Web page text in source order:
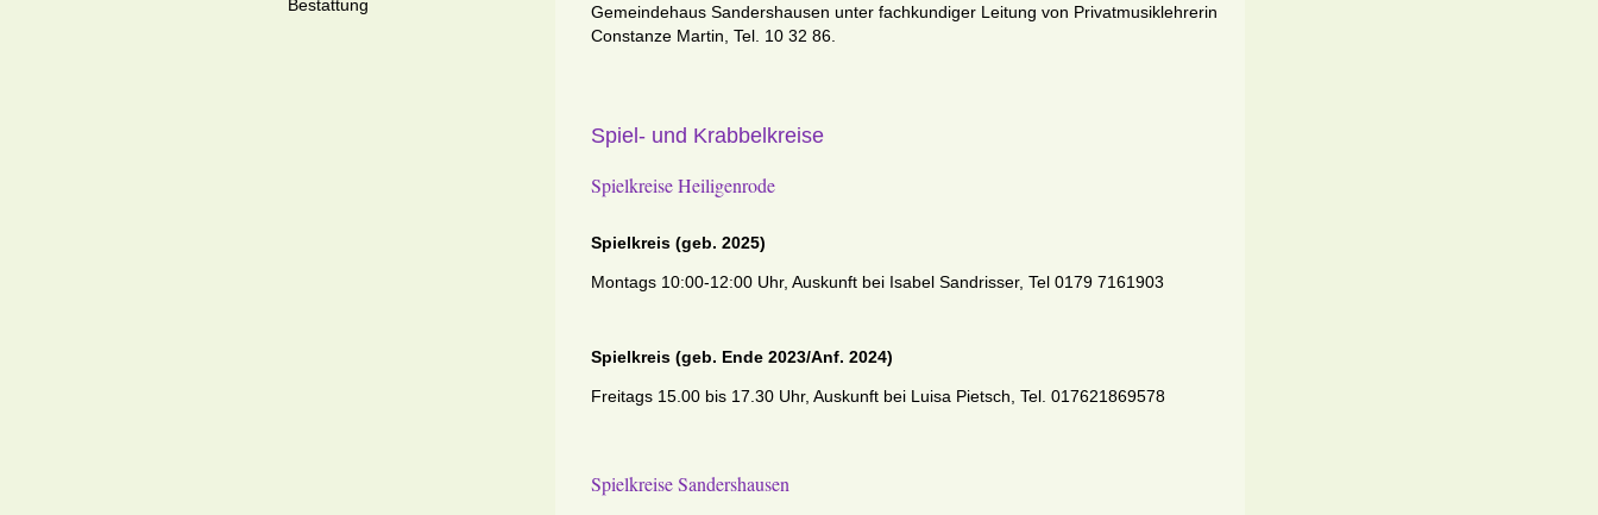
Bestattung
Gemeindehaus Sandershausen unter fachkundiger Leitung von Privatmusiklehrerin
Constanze Martin, Tel. 10 32 86.
Spiel- und Krabbelkreise
Spielkreise Heiligenrode
Spielkreis (geb. 2025)
Montags 10:00-12:00 Uhr, Auskunft bei Isabel Sandrisser, Tel 0179 7161903
Spielkreis (geb. Ende 2023/Anf. 2024)
Freitags 15.00 bis 17.30 Uhr, Auskunft bei Luisa Pietsch, Tel. 017621869578
Spielkreise Sandershausen